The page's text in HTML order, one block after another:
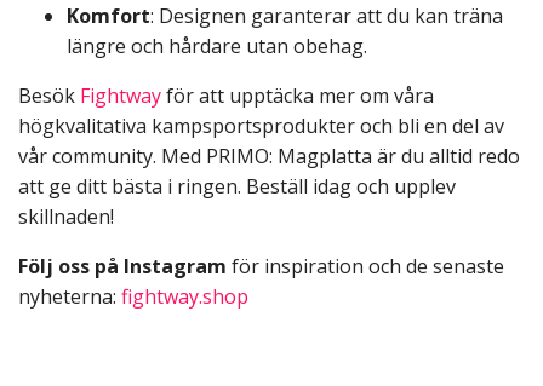
Komfort: Designen garanterar att du kan träna
längre och hårdare utan obehag.
Besök Fightwayför att upptäcka mer om våra
högkvalitativa kampsportsprodukter och bli en del av
vår community. Med PRIMO: Magplatta är du alltid redo
att ge ditt bästa i ringen. Beställ idag och upplev
skillnaden!
Följ oss på Instagram för inspiration och de senaste
nyheterna: fightway.shop